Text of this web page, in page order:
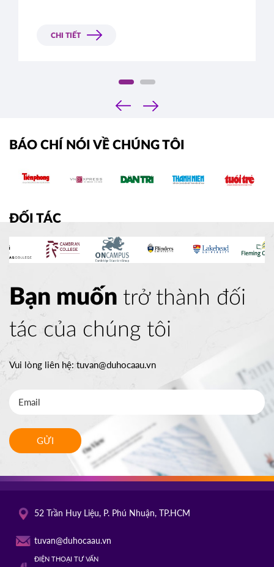
CHI TIẾT
‹
›
BÁO CHÍ NÓI VỀ CHÚNG TÔI
ĐỐI TÁC
Bạn muốn trở thành đối
tác của chúng tôi
Vui lòng liên hệ:tuvan@duhocaau.vn
GỬI
52 Trần Huy Liệu, P. Phú Nhuận, TP.HCM
tuvan@duhocaau.vn
ĐIỆN THOẠI TƯ VẤN